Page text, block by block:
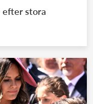
efter stora